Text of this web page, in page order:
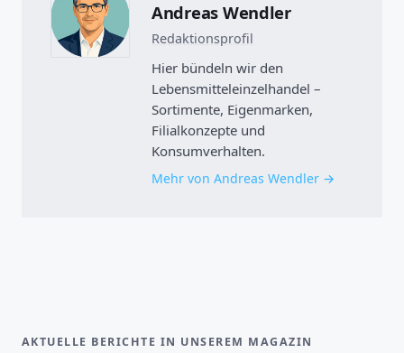
Andreas Wendler
Redaktionsprofil
Hier bündeln wir den
Lebensmitteleinzelhandel –
Sortimente, Eigenmarken,
Filialkonzepte und
Konsumverhalten.
Mehr von Andreas Wendler
AKTUELLE BERICHTE IN UNSEREM MAGAZIN